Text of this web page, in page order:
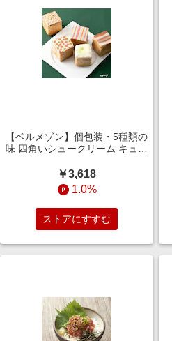
【ベルメゾン】個包装・5種類の
味 四角いシュークリーム キュー
￥3,618
1.0%
ストアにすすむ